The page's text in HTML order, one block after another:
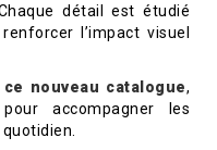
détail est étudié
l’impact visuel
nouveau catalogue,
accompagner les